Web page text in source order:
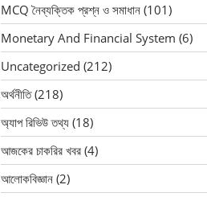
MCQ নৈব্যক্তিক প্রশ্ন ও সমাধান (101)
Monetary And Financial System (6)
Uncategorized (212)
অর্থনীতি(218)
অ্যাপ রিভিউ তথ্য (18)
আজকের চাকরির খবর (4)
আলোকবিজ্ঞান (2)